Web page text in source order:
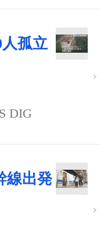
孤立
DIG
線出発